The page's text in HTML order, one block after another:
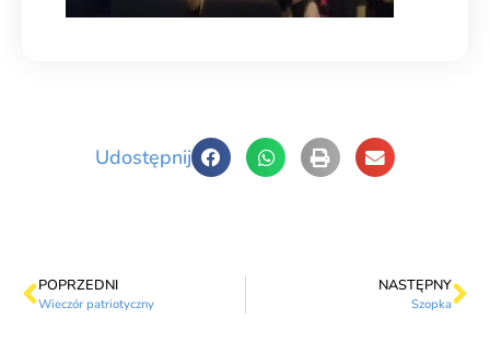
Udostępnij
POPRZEDNI
Wieczór patriotyczny
NASTĘPNY
Szopka